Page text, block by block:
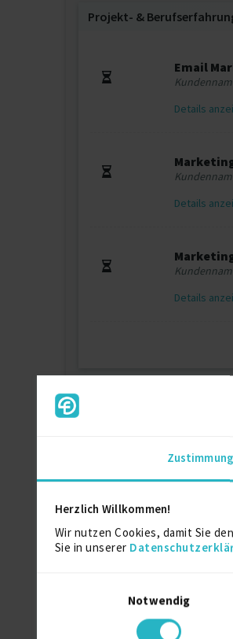
Zustimmung
Herzlich Willkommen!
Wir nutzen Cookies, damit Sie
Sie in unserer
Notwendig
Projekt‐ &
Email
Details
Details
Details
Deliverability Certified
Email Marketing: